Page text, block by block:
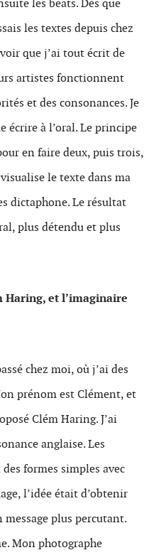
les beats. Dès que
les textes depuis chez
que j’ai tout écrit de
artistes fonctionnent
et des consonances. Je
écrire à l’oral. Le principe
en faire deux, puis trois,
le texte dans ma
dictaphone. Le résultat
plus détendu et plus
Haring, et l’imaginaire
chez moi, où j’ai des
prénom est Clément, et
Clém Haring. J’ai
anglaise. Les
formes simples avec
l’idée était d’obtenir
message plus percutant.
Mon photographe